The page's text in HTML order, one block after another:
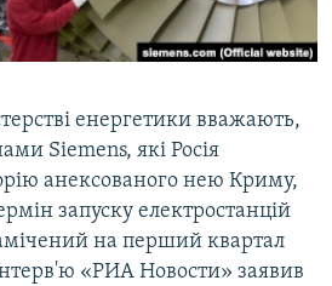
КРИМУ
енергетики вважають,
Siemens, які Росія
анексованого нею Криму,
запуску електростанцій
на перший квартал
«РИА Новости» заявив